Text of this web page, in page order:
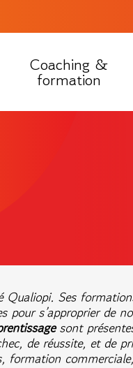
Coaching &
formation
Ses
pour s’approprier de
sont
de réussite, et de
formation